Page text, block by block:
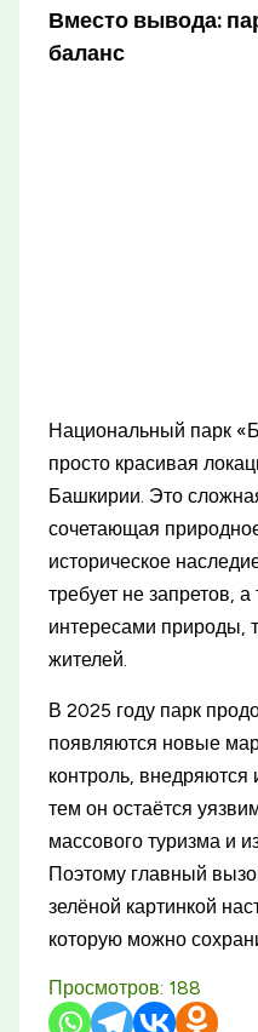
Вместо вывода:
баланс
Национальный парк
просто красивая
Башкирии. Это
сочетающая
историческое
требует не запретов,
интересами природы,
жителей.
В 2025 году парк
появляются новые
контроль,
тем он остаётся
массового туризма и
Поэтому главный
зелёной картинкой
которую можно
Просмотров: 188